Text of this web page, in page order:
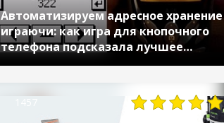
Автоматизируем адресное хранение
играючи: как игра для кнопочного
телефона подсказала лучшее
решение